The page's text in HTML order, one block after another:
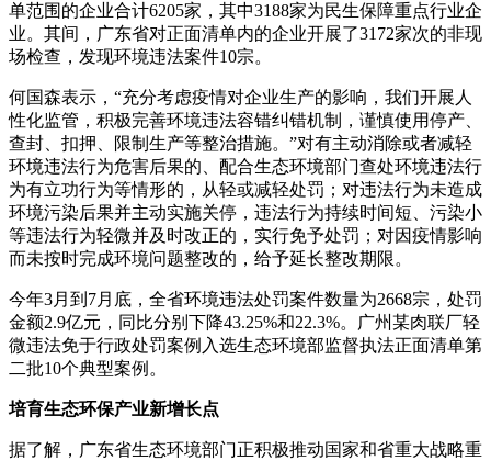
单范围的企业合计6205家，其中3188家为民生保障重点行业企
业。其间，广东省对正面清单内的企业开展了3172家次的非现
场检查，发现环境违法案件10宗。
何国森表示，“充分考虑疫情对企业生产的影响，我们开展人
性化监管，积极完善环境违法容错纠错机制，谨慎使用停产、
查封、扣押、限制生产等整治措施。”对有主动消除或者减轻
环境违法行为危害后果的、配合生态环境部门查处环境违法行
为有立功行为等情形的，从轻或减轻处罚；对违法行为未造成
环境污染后果并主动实施关停，违法行为持续时间短、污染小
等违法行为轻微并及时改正的，实行免予处罚；对因疫情影响
而未按时完成环境问题整改的，给予延长整改期限。
今年3月到7月底，全省环境违法处罚案件数量为2668宗，处罚
金额2.9亿元，同比分别下降43.25%和22.3%。广州某肉联厂轻
微违法免于行政处罚案例入选生态环境部监督执法正面清单第
二批10个典型案例。
培育生态环保产业新增长点
据了解，广东省生态环境部门正积极推动国家和省重大战略重